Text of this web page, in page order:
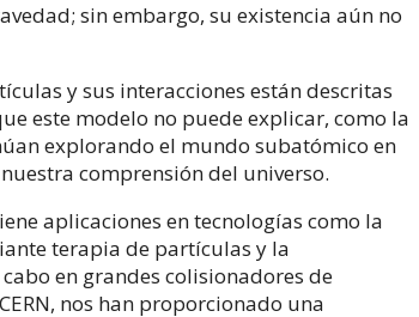
sin embargo, su existencia aún no
y sus interacciones están descritas
este modelo no puede explicar, como la
explorando el mundo subatómico en
comprensión del universo.
aplicaciones en tecnologías como la
terapia de partículas y la
en grandes colisionadores de
nos han proporcionado una